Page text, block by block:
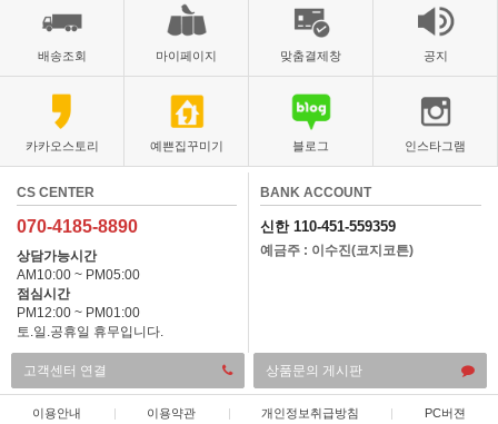
배송조회 마이페이지 맞춤결제창 공지
카카오스토리 예쁜집꾸미기 블로그 인스타그램
CS CENTER
070-4185-8890
상담가능시간
AM10:00 ~ PM05:00
점심시간
PM12:00 ~ PM01:00
토.일.공휴일 휴무입니다.
BANK ACCOUNT
신한 110-451-559359
예금주 : 이수진(코지코튼)
고객센터 연결 상품문의 게시판
이용안내 | 이용약관 | 개인정보취급방침 | PC버젼